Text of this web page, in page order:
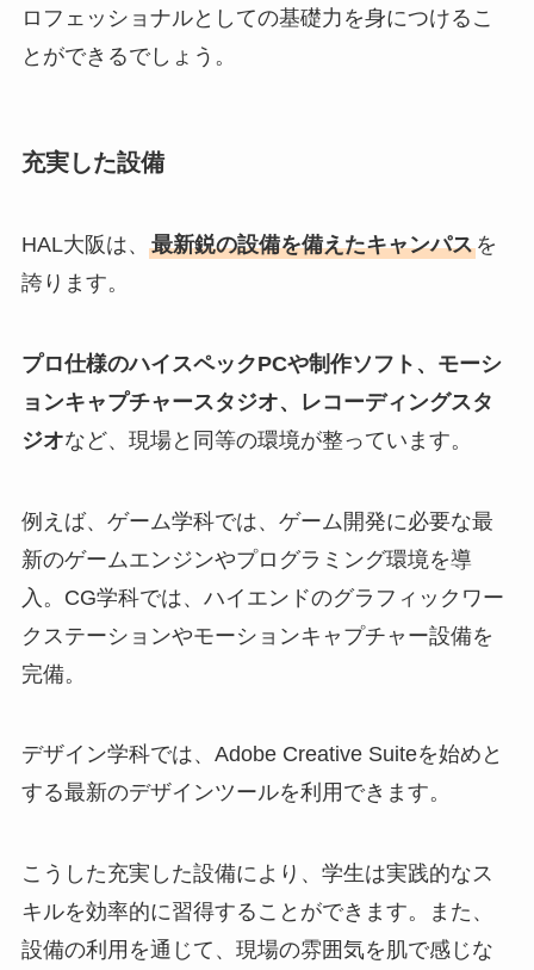
ロフェッショナルとしての基礎力を身につけるこ
とができるでしょう。
充実した設備
HAL大阪は、 最新鋭の設備を備えたキャンパスを
誇ります。
プロ仕様のハイスペックPCや制作ソフト、モーシ
ョンキャプチャースタジオ、レコーディングスタ
ジオなど、現場と同等の環境が整っています。
例えば、ゲーム学科では、ゲーム開発に必要な最
新のゲームエンジンやプログラミング環境を導
入。CG学科では、ハイエンドのグラフィックワー
クステーションやモーションキャプチャー設備を
完備。
デザイン学科では、Adobe Creative Suiteを始めと
する最新のデザインツールを利用できます。
こうした充実した設備により、学生は実践的なス
キルを効率的に習得することができます。また、
設備の利用を通じて、現場の雰囲気を肌で感じな